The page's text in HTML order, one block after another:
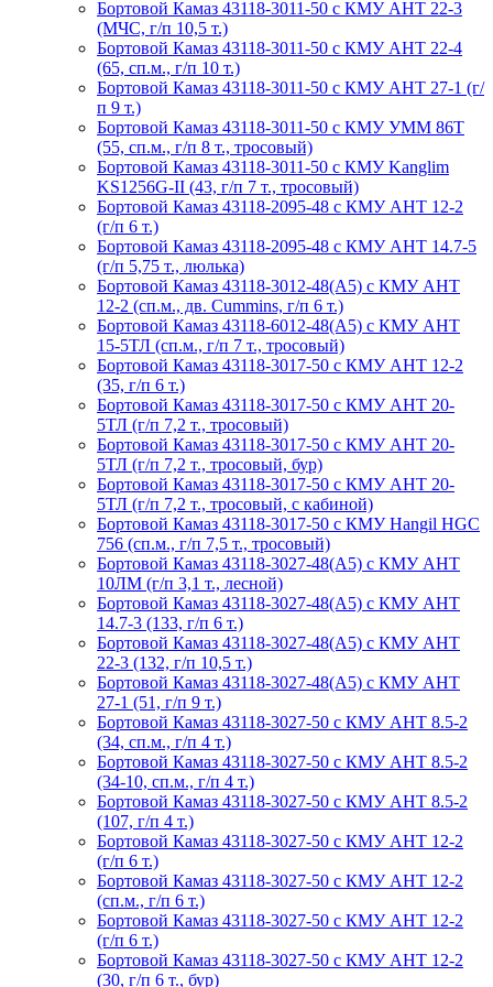
Бортовой Камаз 43118-3011-50 с КМУ АНТ 22-3
(МЧС, г/п 10,5 т.)
Бортовой Камаз 43118-3011-50 с КМУ АНТ 22-4
(65, сп.м., г/п 10 т.)
Бортовой Камаз 43118-3011-50 с КМУ АНТ 27-1 (г/
п 9 т.)
Бортовой Камаз 43118-3011-50 с КМУ УММ 86Т
(55, сп.м., г/п 8 т., тросовый)
Бортовой Камаз 43118-3011-50 с КМУ Kanglim
KS1256G-II (43, г/п 7 т., тросовый)
Бортовой Камаз 43118-2095-48 с КМУ АНТ 12-2
(г/п 6 т.)
Бортовой Камаз 43118-2095-48 с КМУ АНТ 14.7-5
(г/п 5,75 т., люлька)
Бортовой Камаз 43118-3012-48(А5) с КМУ АНТ
12-2 (сп.м., дв. Cummins, г/п 6 т.)
Бортовой Камаз 43118-6012-48(А5) с КМУ АНТ
15-5ТЛ (сп.м., г/п 7 т., тросовый)
Бортовой Камаз 43118-3017-50 с КМУ АНТ 12-2
(35, г/п 6 т.)
Бортовой Камаз 43118-3017-50 с КМУ АНТ 20-
5ТЛ (г/п 7,2 т., тросовый)
Бортовой Камаз 43118-3017-50 с КМУ АНТ 20-
5ТЛ (г/п 7,2 т., тросовый, бур)
Бортовой Камаз 43118-3017-50 с КМУ АНТ 20-
5ТЛ (г/п 7,2 т., тросовый, с кабиной)
Бортовой Камаз 43118-3017-50 с КМУ Hangil HGC
756 (сп.м., г/п 7,5 т., тросовый)
Бортовой Камаз 43118-3027-48(A5) с КМУ АНТ
10ЛМ (г/п 3,1 т., лесной)
Бортовой Камаз 43118-3027-48(A5) с КМУ АНТ
14.7-3 (133, г/п 6 т.)
Бортовой Камаз 43118-3027-48(A5) с КМУ АНТ
22-3 (132, г/п 10,5 т.)
Бортовой Камаз 43118-3027-48(A5) с КМУ АНТ
27-1 (51, г/п 9 т.)
Бортовой Камаз 43118-3027-50 с КМУ АНТ 8.5-2
(34, сп.м., г/п 4 т.)
Бортовой Камаз 43118-3027-50 с КМУ АНТ 8.5-2
(34-10, сп.м., г/п 4 т.)
Бортовой Камаз 43118-3027-50 с КМУ АНТ 8.5-2
(107, г/п 4 т.)
Бортовой Камаз 43118-3027-50 с КМУ АНТ 12-2
(г/п 6 т.)
Бортовой Камаз 43118-3027-50 с КМУ АНТ 12-2
(сп.м., г/п 6 т.)
Бортовой Камаз 43118-3027-50 с КМУ АНТ 12-2
(г/п 6 т.)
Бортовой Камаз 43118-3027-50 с КМУ АНТ 12-2
(30, г/п 6 т., бур)